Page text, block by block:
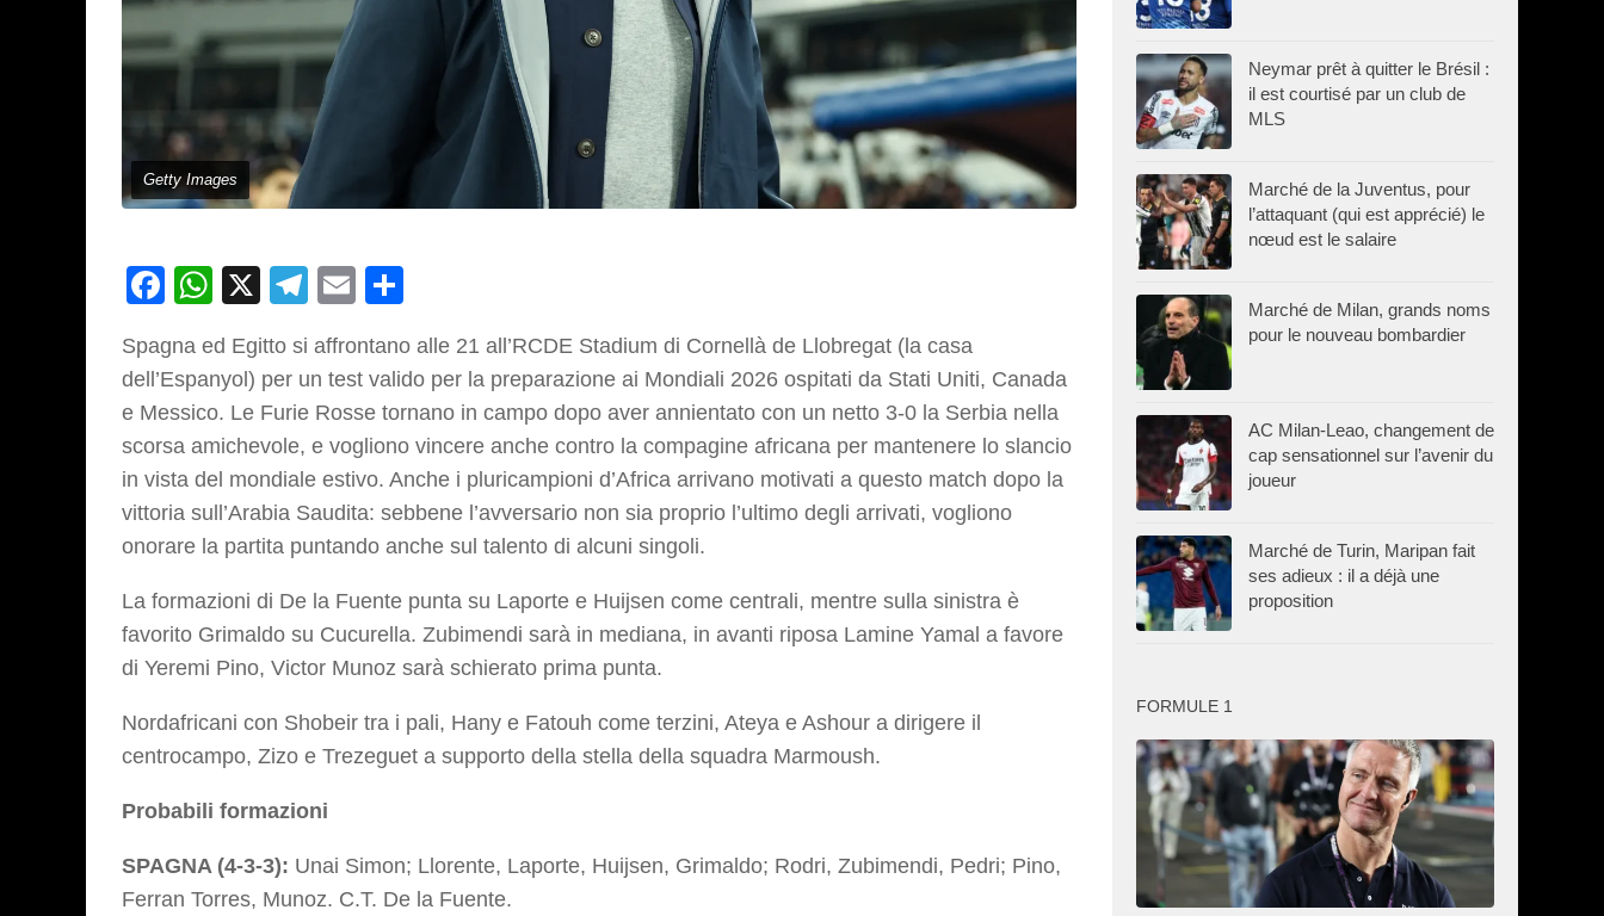
Getty Images
Facebook
WhatsApp
X Telegram
Email
Spagna ed Egitto si affrontano alle 21 all’RCDE Stadium di Cornellà de Llobregat (la casa
dell’Espanyol) per un test valido per la preparazione ai Mondiali 2026 ospitati da Stati Uniti, Canada
e Messico. Le Furie Rosse tornano in campo dopo aver annientato con un netto 3-0 la Serbia nella
scorsa amichevole, e vogliono vincere anche contro la compagine africana per mantenere lo slancio
in vista del mondiale estivo. Anche i pluricampioni d’Africa arrivano motivati a questo match dopo la
vittoria sull’Arabia Saudita: sebbene l’avversario non sia proprio l’ultimo degli arrivati, vogliono
onorare la partita puntando anche sul talento di alcuni singoli.
La formazioni di De la Fuente punta su Laporte e Huijsen come centrali, mentre sulla sinistra è
favorito Grimaldo su Cucurella. Zubimendi sarà in mediana, in avanti riposa Lamine Yamal a favore
di Yeremi Pino, Victor Munoz sarà schierato prima punta.
Nordafricani con Shobeir tra i pali, Hany e Fatouh come terzini, Ateya e Ashour a dirigere il
centrocampo, Zizo e Trezeguet a supporto della stella della squadra Marmoush.
Probabili formazioni
SPAGNA (4-3-3): Unai Simon; Llorente, Laporte, Huijsen, Grimaldo; Rodri, Zubimendi, Pedri; Pino,
Ferran Torres, Munoz. C.T. De la Fuente.
Neymar prêt à quitter le Brésil :
il est courtisé par un club de
MLS
Marché de la Juventus, pour
l’attaquant (qui est apprécié) le
nœud est le salaire
Marché de Milan, grands noms
pour le nouveau bombardier
AC Milan-Leao, changement de
cap sensationnel sur l’avenir du
joueur
Marché de Turin, Maripan fait
ses adieux : il a déjà une
proposition
FORMULE 1